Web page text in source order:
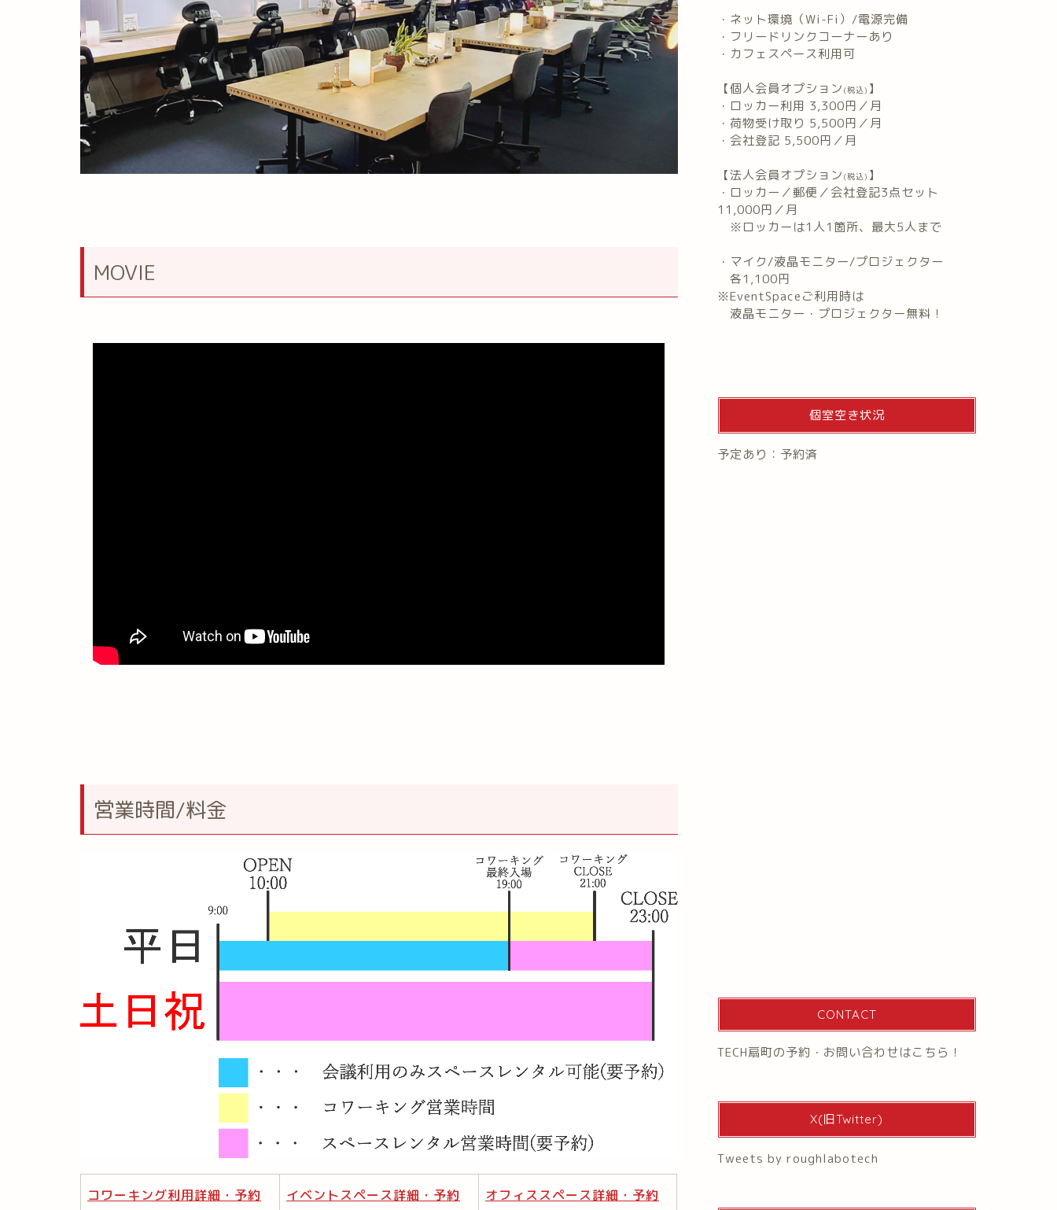
MOVIE
営業時間/料金
コワーキング利用詳細・予約 イベントスペース詳細・予約 オフィススペース詳細・予約
・ネット環境（Wi-Fi）/電源完備
・フリードリンクコーナーあり
・カフェスペース利用可
【個人会員オプション (税込) 】
・ロッカー利用 3,300円／月
・荷物受け取り 5,500円／月
・会社登記 5,500円／月
【法人会員オプション (税込) 】
・ロッカー／郵便／会社登記3点セット
11,000円／月
※ロッカーは1人1箇所、最大5人まで
・マイク/液晶モニター/プロジェクター
各1,100円
※EventSpaceご利用時は
液晶モニター・プロジェクター無料！
個室空き状況
予定あり：予約済
CONTACT
TECH扇町の予約・お問い合わせはこちら！
X(旧Twitter)
Tweets by roughlabotech